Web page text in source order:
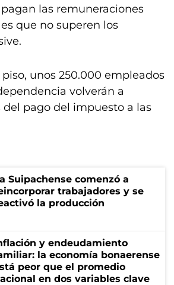
las remuneraciones
que no superen los
unos 250.000 empleados
volverán a
pago del impuesto a las
Suipachense comenzó a
trabajadores y se
la producción
y endeudamiento
la economía bonaerense
peor que el promedio
en dos variables clave